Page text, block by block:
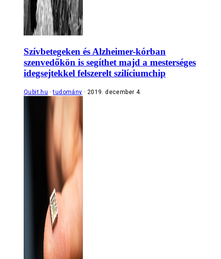
Szívbetegeken és Alzheimer-kórban
szenvedőkön is segíthet majd a mesterséges
idegsejtekkel felszerelt szilíciumchip
Qubit.hu tudomány 2019. december 4.